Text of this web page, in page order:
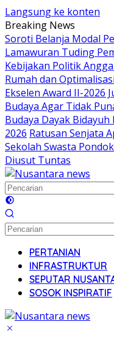
Langsung ke konten
Breaking News
Soroti Belanja Modal
Lamawuran Tuding
Kebijakan Politik
Rumah dan
Ekselen Award II-2026
Budaya Agar Tidak
Budaya Dayak Bidayuh
2026 Ratusan Senjata
Sekolah Swasta
Diusut Tuntas
PERTANIAN
INFRASTRUKTUR
SEPUTAR
SOSOK INSPIRATIF